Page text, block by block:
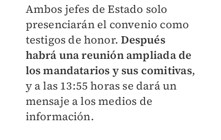
Ambos jefes de Estado solo
presenciarán el convenio como
testigos de honor.Después
habrá una reunión ampliada de
los mandatarios y sus comitivas,
y a las 13:55 horas se dará un
mensaje a los medios de
información.